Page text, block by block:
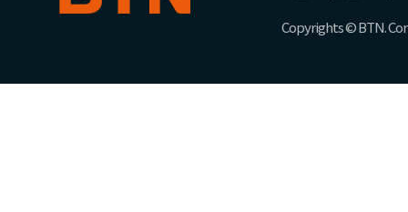
Copyrights © BTN.